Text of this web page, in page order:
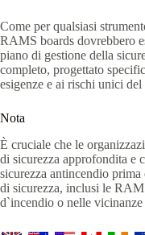
Come per qualsiasi
RAMS boards dovrebbero
piano di gestione della
completo, progettato
esigenze e ai rischi unici
Nota
È cruciale che le
di sicurezza approfondita e
sicurezza antincendio prima
di sicurezza, inclusi le
d`incendio o nelle